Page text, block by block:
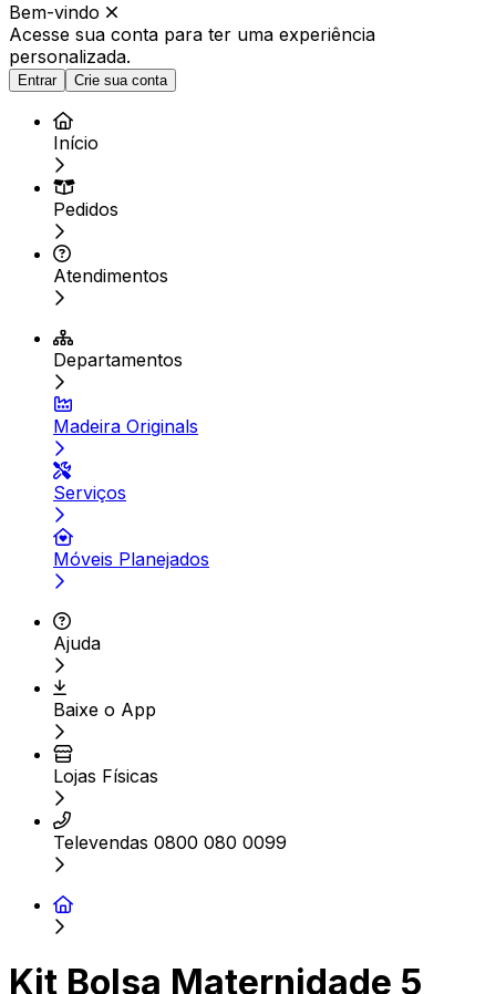
Bem-vindo
Acesse sua conta para ter uma experiência
personalizada.
Entrar Crie sua conta
Início
Pedidos
Atendimentos
Departamentos
Madeira Originals
Serviços
Móveis Planejados
Ajuda
Baixe o App
Lojas Físicas
Televendas 0800 080 0099
Kit Bolsa Maternidade 5